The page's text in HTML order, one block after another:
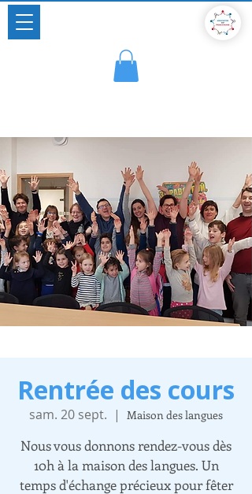
Rentrée des cours
sam. 20 sept.
  |
Maison des langues
Nous vous donnons rendez-vous dès
10h à la maison des langues. Un
temps d'échange précieux pour fêter